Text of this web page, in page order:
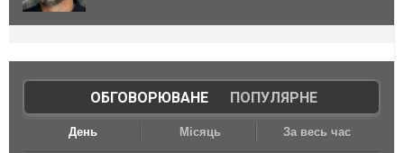
ОБГОВОРЮВАНЕ| ПОПУЛЯРНЕ
День Місяць За весь час